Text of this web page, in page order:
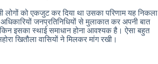
को एकजुट कर दिया था उसका परिणाम यह निकला
जनप्रतिनिधियों से मुलाकात कर अपनी बात
इसका स्थाई समाधान होना आवश्यक है। ऐसा बहुत
खितौला वासियों ने मिलकर मांग रखी।